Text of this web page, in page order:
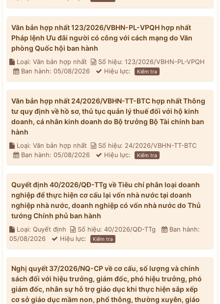
Văn bản hợp nhất 123/2026/VBHN-PL-VPQH hợp nhất
Pháp lệnh Ưu đãi người có công với cách mạng do Văn
phòng Quốc hội ban hành
Loại: Văn bản hợp nhất
Số hiệu: 123/2026/VBHN-PL-VPQH
Ban hành: 05/08/2026
Hiệu lực: Kiểm tra
Văn bản hợp nhất 24/2026/VBHN-TT-BTC hợp nhất Thông
tư quy định về hồ sơ, thủ tục quản lý thuế đối với hộ kinh
doanh, cá nhân kinh doanh do Bộ trưởng Bộ Tài chính ban
hành
Loại: Văn bản hợp nhất
Số hiệu: 24/2026/VBHN-TT-BTC
Ban hành: 05/08/2026
Hiệu lực: Kiểm tra
Quyết định 40/2026/QĐ-TTg về Tiêu chí phân loại doanh
nghiệp để thực hiện cơ cấu lại vốn nhà nước tại doanh
nghiệp nhà nước, doanh nghiệp có vốn nhà nước do Thủ
tướng Chính phủ ban hành
Loại: Quyết định Số hiệu: 40/2026/QĐ-TTg
Ban hành:
05/08/2026
Hiệu lực: Kiểm tra
Nghị quyết 37/2026/NQ-CP về cơ cấu, số lượng và chính
sách đối với hiệu trưởng, giám đốc, phó hiệu trưởng, phó
giám đốc, nhân sự hỗ trợ giáo dục khi thực hiện sắp xếp
cơ sở giáo dục mầm non, phổ thông, thường xuyên, giáo